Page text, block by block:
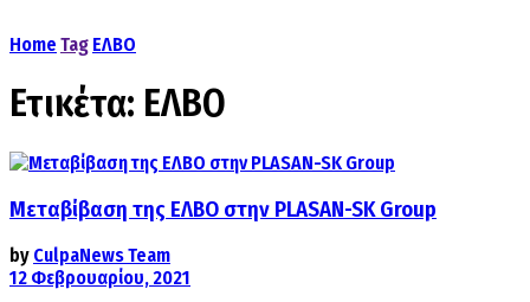
Home Tag ΕΛΒΟ
Ετικέτα: ΕΛΒΟ
Μεταβίβαση της ΕΛΒΟ στην PLASAN-SK Group
by CulpaNews Team
12 Φεβρουαρίου, 2021